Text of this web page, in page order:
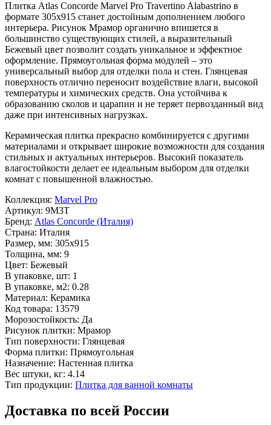
Плитка Atlas Concorde Marvel Pro Travertino Alabastrino в
формате 305x915 станет достойным дополнением любого
интерьера. Рисунок Мрамор органично впишется в
большинство существующих стилей, а выразительный
Бежевый цвет позволит создать уникальное и эффектное
оформление. Прямоугольная форма модулей – это
универсальный выбор для отделки пола и стен. Глянцевая
поверхность отлично переносит воздействие влаги, высокой
температуры и химических средств. Она устойчива к
образованию сколов и царапин и не теряет первозданный вид
даже при интенсивных нагрузках.
Керамическая плитка прекрасно комбинируется с другими
материалами и открывает широкие возможности для создания
стильных и актуальных интерьеров. Высокий показатель
влагостойкости делает ее идеальным выбором для отделки
комнат с повышенной влажностью.
Коллекция: Marvel Pro
Артикул: 9M3T
Бренд: Atlas Concorde (Италия)
Страна: Италия
Размер, мм: 305x915
Толщина, мм: 9
Цвет: Бежевый
В упаковке, шт: 1
В упаковке, м2: 0.28
Материал: Керамика
Код товара: 13579
Морозостойкость: Да
Рисунок плитки: Мрамор
Тип поверхности: Глянцевая
Форма плитки: Прямоугольная
Назначение: Настенная плитка
Вес штуки, кг: 4.14
Тип продукции: Плитка для ванной комнаты
Доставка по всей России